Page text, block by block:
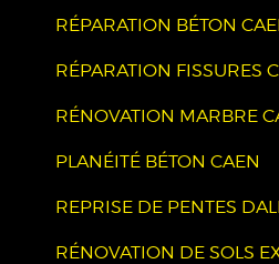
RÉPARATION BÉTON
RÉPARATION FISSURES
RÉNOVATION MARBRE
PLANÉITÉ BÉTON CAEN
REPRISE DE PENTES
RÉNOVATION DE SOLS